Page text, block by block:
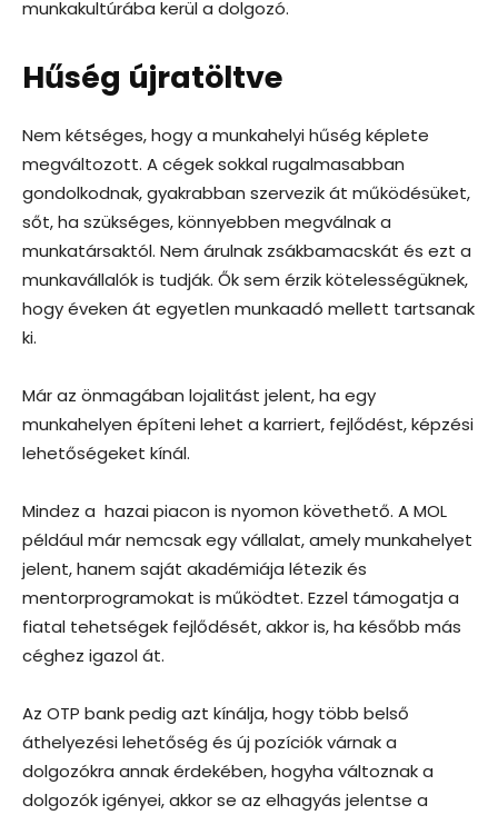
munkakultúrába kerül a dolgozó.
Hűség újratöltve
Nem kétséges, hogy a munkahelyi hűség képlete
megváltozott. A cégek sokkal rugalmasabban
gondolkodnak, gyakrabban szervezik át működésüket,
sőt, ha szükséges, könnyebben megválnak a
munkatársaktól. Nem árulnak zsákbamacskát és ezt a
munkavállalók is tudják. Ők sem érzik kötelességüknek,
hogy éveken át egyetlen munkaadó mellett tartsanak
ki.
Már az önmagában lojalitást jelent, ha egy
munkahelyen építeni lehet a karriert, fejlődést, képzési
lehetőségeket kínál.
Mindez a hazai piacon is nyomon követhető. A MOL
például már nemcsak egy vállalat, amely munkahelyet
jelent, hanem saját akadémiája létezik és
mentorprogramokat is működtet. Ezzel támogatja a
fiatal tehetségek fejlődését, akkor is, ha később más
céghez igazol át.
Az OTP bank pedig azt kínálja, hogy több belső
áthelyezési lehetőség és új pozíciók várnak a
dolgozókra annak érdekében, hogyha változnak a
dolgozók igényei, akkor se az elhagyás jelentse a